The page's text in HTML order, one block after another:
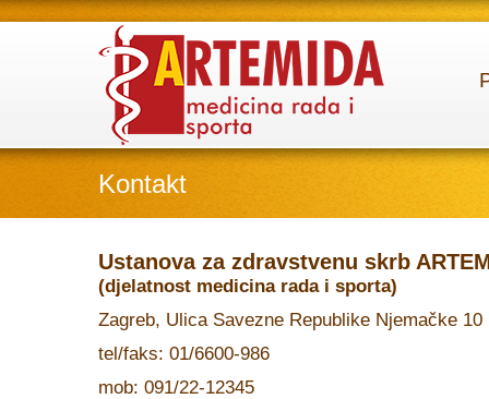
Kontakt
Ustanova za zdravstvenu skrb
(djelatnost medicina rada i sporta)
Zagreb, Ulica Savezne Republike Njemačke 10
tel/faks: 01/6600-986
mob: 091/22-12345